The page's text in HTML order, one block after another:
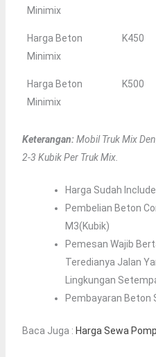
Minimix
Harga Beton
Minimix
K450
Harga Beton
Minimix
K500
Keterangan:Mobil Truk Mix
2-3 Kubik Per Truk Mix.
Harga Sudah
Pembelian Beton
M3(kubik)
Pemesan Wajib
Teredianya Jalan
Lingkungan
Pembayaran Beton
Baca Juga : Harga Sewa